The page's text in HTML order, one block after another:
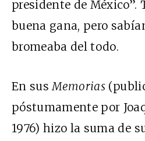
presidente de México”.
buena gana, pero
bromeaba del todo.
En susMemorias
póstumamente por
1976) hizo la suma de